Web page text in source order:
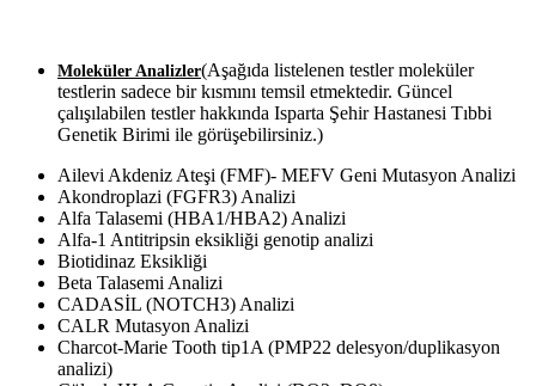
Moleküler Analizler(Aşağıda listelenen testler moleküler
testlerin sadece bir kısmını temsil etmektedir. Güncel
çalışılabilen testler hakkında Isparta Şehir Hastanesi Tıbbi
Genetik Birimi ile görüşebilirsiniz.)
Ailevi Akdeniz Ateşi (FMF)- MEFV Geni Mutasyon Analizi
Akondroplazi (FGFR3) Analizi
Alfa Talasemi (HBA1/HBA2) Analizi
Alfa-1 Antitripsin eksikliği genotip analizi
Biotidinaz Eksikliği
Beta Talasemi Analizi
CADASİL (NOTCH3) Analizi
CALR Mutasyon Analizi
Charcot-Marie Tooth tip1A (PMP22 delesyon/duplikasyon
analizi)